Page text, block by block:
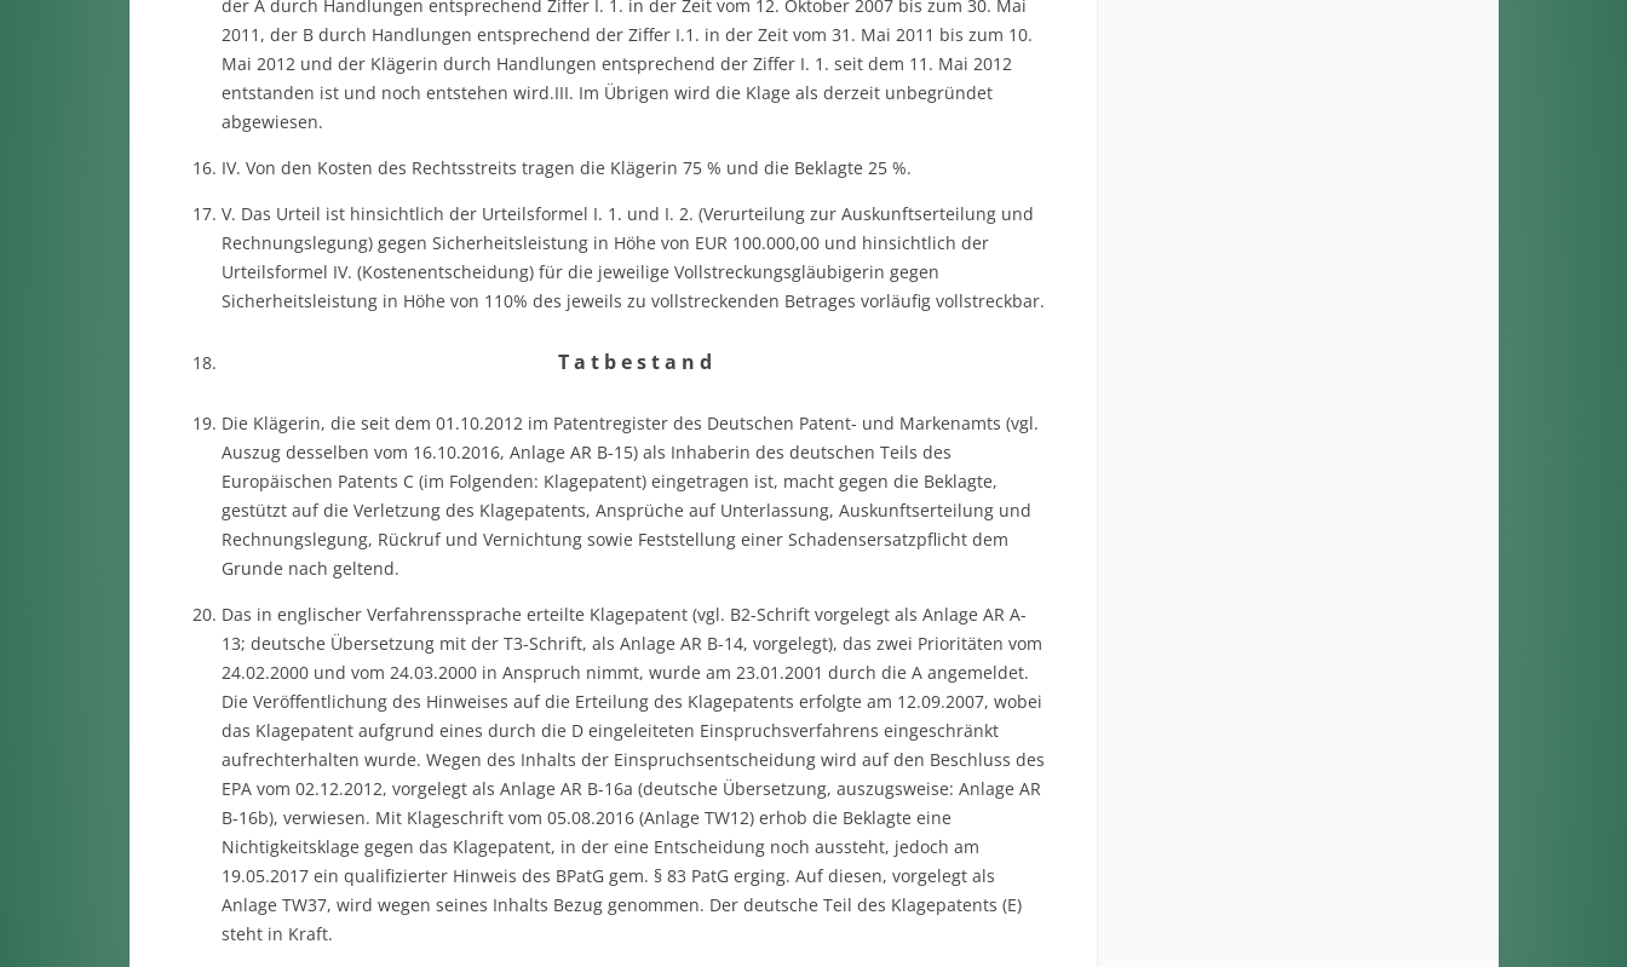
der A durch Handlungen entsprechend Ziffer I. 1. in der Zeit vom 12. Oktober 2007 bis zum 30. Mai
2011, der B durch Handlungen entsprechend der Ziffer I.1. in der Zeit vom 31. Mai 2011 bis zum 10.
Mai 2012 und der Klägerin durch Handlungen entsprechend der Ziffer I. 1. seit dem 11. Mai 2012
entstanden ist und noch entstehen wird.III. Im Übrigen wird die Klage als derzeit unbegründet
abgewiesen.
IV. Von den Kosten des Rechtsstreits tragen die Klägerin 75 % und die Beklagte 25 %.
V. Das Urteil ist hinsichtlich der Urteilsformel I. 1. und I. 2. (Verurteilung zur Auskunftserteilung und
Rechnungslegung) gegen Sicherheitsleistung in Höhe von EUR 100.000,00 und hinsichtlich der
Urteilsformel IV. (Kostenentscheidung) für die jeweilige Vollstreckungsgläubigerin gegen
Sicherheitsleistung in Höhe von 110% des jeweils zu vollstreckenden Betrages vorläufig vollstreckbar.
T a t b e s t a n d
Die Klägerin, die seit dem 01.10.2012 im Patentregister des Deutschen Patent- und Markenamts (vgl.
Auszug desselben vom 16.10.2016, Anlage AR B-15) als Inhaberin des deutschen Teils des
Europäischen Patents C (im Folgenden: Klagepatent) eingetragen ist, macht gegen die Beklagte,
gestützt auf die Verletzung des Klagepatents, Ansprüche auf Unterlassung, Auskunftserteilung und
Rechnungslegung, Rückruf und Vernichtung sowie Feststellung einer Schadensersatzpflicht dem
Grunde nach geltend.
Das in englischer Verfahrenssprache erteilte Klagepatent (vgl. B2-Schrift vorgelegt als Anlage AR A-
13; deutsche Übersetzung mit der T3-Schrift, als Anlage AR B-14, vorgelegt), das zwei Prioritäten vom
24.02.2000 und vom 24.03.2000 in Anspruch nimmt, wurde am 23.01.2001 durch die A angemeldet.
Die Veröffentlichung des Hinweises auf die Erteilung des Klagepatents erfolgte am 12.09.2007, wobei
das Klagepatent aufgrund eines durch die D eingeleiteten Einspruchsverfahrens eingeschränkt
aufrechterhalten wurde. Wegen des Inhalts der Einspruchsentscheidung wird auf den Beschluss des
EPA vom 02.12.2012, vorgelegt als Anlage AR B-16a (deutsche Übersetzung, auszugsweise: Anlage AR
B-16b), verwiesen. Mit Klageschrift vom 05.08.2016 (Anlage TW12) erhob die Beklagte eine
Nichtigkeitsklage gegen das Klagepatent, in der eine Entscheidung noch aussteht, jedoch am
19.05.2017 ein qualifizierter Hinweis des BPatG gem. § 83 PatG erging. Auf diesen, vorgelegt als
Anlage TW37, wird wegen seines Inhalts Bezug genommen. Der deutsche Teil des Klagepatents (E)
steht in Kraft.